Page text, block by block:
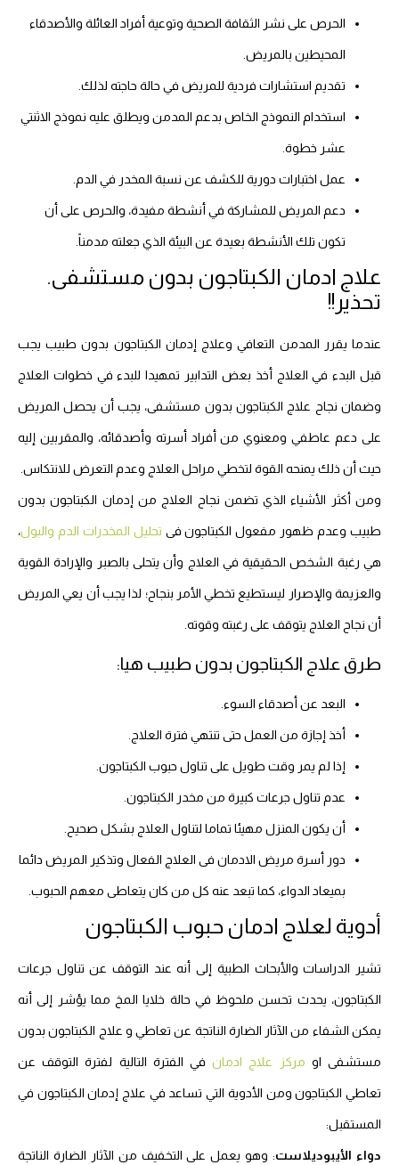
الحرص على نشر الثقافة الصحية وتوعية أفراد العائلة والأصدقاء
المحيطين بالمريض.
تقديم استشارات فردية للمريض في حالة حاجته لذلك.
استخدام النموذج الخاص بدعم المدمن ويطلق عليه نموذج الاثنتي
عشر خطوة.
عمل اختبارات دورية للكشف عن نسبة المخدر في الدم.
دعم المريض للمشاركة في أنشطة مفيدة، والحرص على أن
تكون تلك الأنشطة بعيدة عن البيئة الذي جعلته مدمناً.
علاج ادمان الكبتاجون بدون مستشفى.
تحذير!!
عندما يقرر المدمن التعافي وعلاج إدمان الكبتاجون بدون طبيب يجب
قبل البدء في العلاج أخذ بعض التدابير تمهيدا للبدء في خطوات العلاج
وضمان نجاح علاج الكبتاجون بدون مستشفى، يجب أن يحصل المريض
على دعم عاطفي ومعنوي من أفراد أسرته وأصدقائه، والمقربين إليه
حيث أن ذلك يمنحه القوة لتخطي مراحل العلاج وعدم التعرض للانتكاس.
ومن أكثر الأشياء الذي تضمن نجاح العلاج من إدمان الكبتاجون بدون
طبيب وعدم ظهور مفعول الكبتاجون فى تحليل المخدرات الدم والبول،
هي رغبة الشخص الحقيقية في العلاج وأن يتحلى بالصبر والإرادة القوية
والعزيمة والإصرار ليستطيع تخطي الأمر بنجاح؛ لذا يجب أن يعي المريض
أن نجاح العلاج يتوقف على رغبته وقوته.
طرق علاج الكبتاجون بدون طبيب هيا:
البعد عن أصدقاء السوء.
أخذ إجازة من العمل حتى تنتهي فترة العلاج.
إذا لم يمر وقت طويل على تناول حبوب الكبتاجون.
عدم تناول جرعات كبيرة من مخدر الكبتاجون.
أن يكون المنزل مهيئا تماما لتناول العلاج بشكل صحيح.
دور أسرة مريض الادمان فى العلاج الفعال وتذكير المريض دائما
بميعاد الدواء، كما تبعد عنه كل من كان يتعاطى معهم الحبوب.
أدوية لعلاج ادمان حبوب الكبتاجون
تشير الدراسات والأبحاث الطبية إلى أنه عند التوقف عن تناول جرعات
الكبتاجون، يحدث تحسن ملحوظ في حالة خلايا المخ مما يؤشر إلى أنه
يمكن الشفاء من الآثار الضارة الناتجة عن تعاطي و علاج الكبتاجون بدون
مستشفى او مركز علاج ادمانفي الفترة التالية لفترة التوقف عن
تعاطي الكبتاجون ومن الأدوية التي تساعد في علاج إدمان الكبتاجون في
المستقبل:
دواء الأيبوديلاست: وهو يعمل على التخفيف من الآثار الضارة الناتجة